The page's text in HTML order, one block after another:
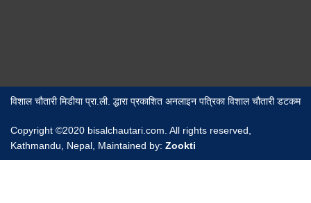
विशाल चौतारी मिडीया प्रा.ली. द्धारा प्रकाशित अनलाइन पत्रिका विशाल चौतारी डटकम
Copyright ©2020 bisalchautari.com. All rights reserved,
Kathmandu, Nepal, Maintained by: Zookti